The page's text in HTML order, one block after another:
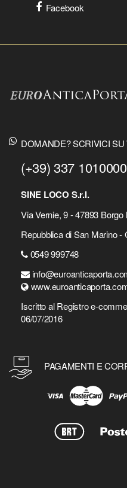
Facebook
DOMANDE? SCRIVICI SU
(+39) 337 1010000
SINE LOCO S.r.l.
Via Vernie, 9 - 47893 Borgo
Repubblica di San Marino -
0549 999748
Iscritto al Registro e-
06/07/2016
PAGAMENTI E